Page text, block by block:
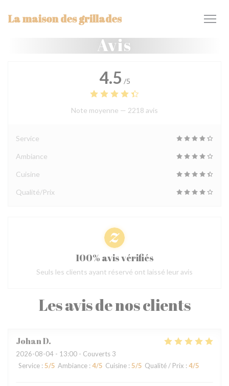
La maison des grillades
Avis
Les avis de nos clients
JohanD
2026-08-04 - 13:00 - Couverts 3
Service : 5/5 Ambiance : 4/5 Cuisine : 5/5 Qualité / Prix : 4/5
4.5 /5
Note moyenne — 2218 avis
Service
Ambiance
Cuisine
Qualité/Prix
100% avis vérifiés
Seuls les clients ayant réservé ont laissé leur avis